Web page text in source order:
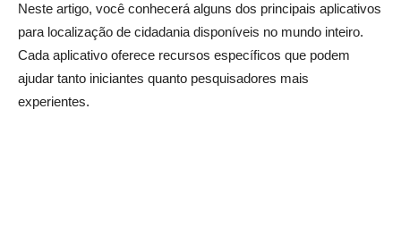
Neste artigo, você conhecerá alguns dos principais aplicativos
para localização de cidadania disponíveis no mundo inteiro.
Cada aplicativo oferece recursos específicos que podem
ajudar tanto iniciantes quanto pesquisadores mais
experientes.